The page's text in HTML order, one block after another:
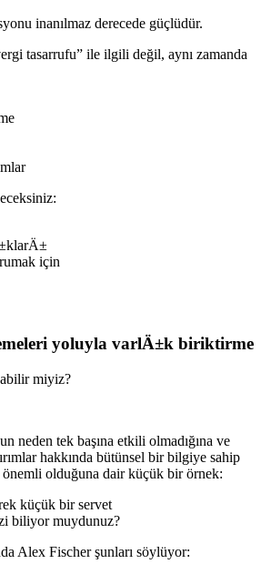
inanılmaz derecede güçlüdür.
tasarrufu” ile ilgili değil, aynı zamanda
için
yoluyla varlÄ±k biriktirme
miyiz?
neden tek başına etkili olmadığına ve
hakkında bütünsel bir bilgiye sahip
önemli olduğuna dair küçük bir örnek:
küçük bir servet
biliyor muydunuz?
Alex Fischer şunları söylüyor: